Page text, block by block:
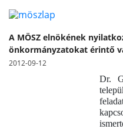
A MÖSZ elnökének
önkormányzatokat érintő
2012-09-12
Dr.